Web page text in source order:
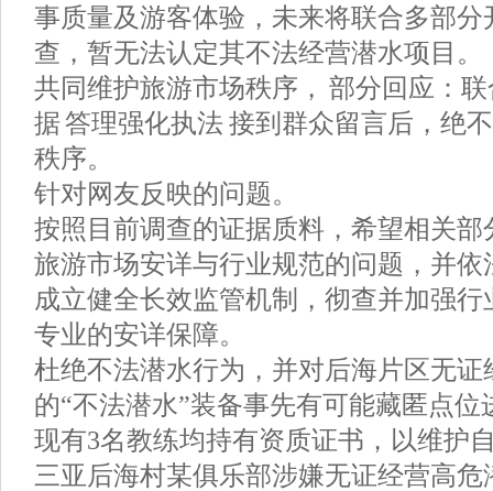
事质量及游客体验，未来将联合多部
查，暂无法认定其不法经营潜水项目。
共同维护旅游市场秩序， 部分回应：
据 答理强化执法 接到群众留言后，绝
秩序。
针对网友反映的问题。
按照目前调查的证据质料，希望相关
旅游市场安详与行业规范的问题，并
成立健全长效监管机制，彻查并加强
专业的安详保障。
杜绝不法潜水行为，并对后海片区无
的“不法潜水”装备事先有可能藏匿点
现有3名教练均持有资质证书，以维护
三亚后海村某俱乐部涉嫌无证经营高